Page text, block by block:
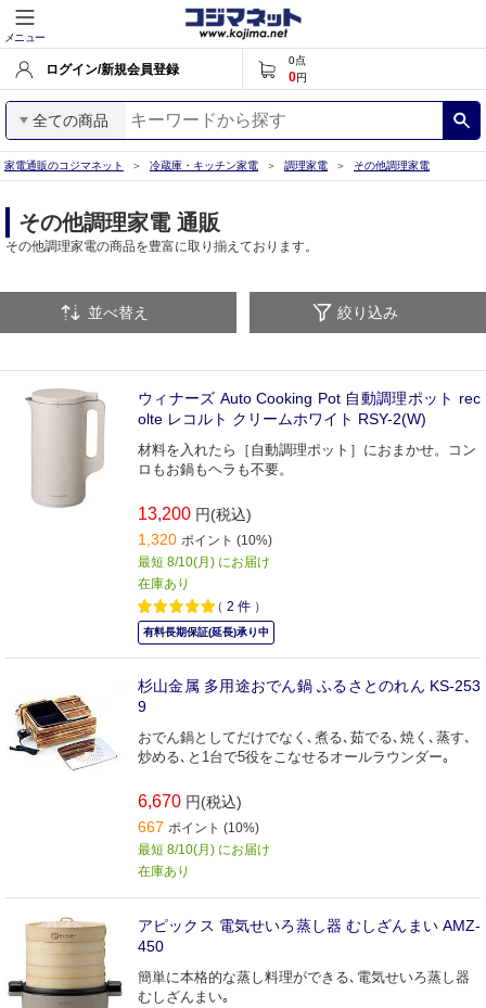
メニュー
ログイン/新規会員登録
0点
0円
全ての商品
家電通販のコジマネット 冷蔵庫・キッチン家電 調理家電 その他調理家電
その他調理家電 通販
その他調理家電の商品を豊富に取り揃えております。
並べ替え 絞り込み
ウィナーズ Auto Cooking Pot 自動調理ポット rec
olte レコルト クリームホワイト RSY-2(W)
材料を入れたら［自動調理ポット］におまかせ。コン
ロもお鍋もヘラも不要。
13,200 円(税込)
1,320 ポイント (10%)
最短 8/10(月) にお届け
在庫あり
（ 2 件 ）
有料長期保証(延長)承り中
杉山金属 多用途おでん鍋 ふるさとのれん KS-253
9
おでん鍋としてだけでなく､煮る､茹でる､焼く､蒸す､
炒める､と1台で5役をこなせるオールラウンダー｡
6,670 円(税込)
667 ポイント (10%)
最短 8/10(月) にお届け
在庫あり
アピックス 電気せいろ蒸し器 むしざんまい AMZ-
450
簡単に本格的な蒸し料理ができる､電気せいろ蒸し器
むしざんまい｡